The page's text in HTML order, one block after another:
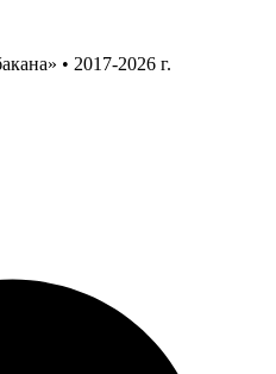
• 2017-2026 г.